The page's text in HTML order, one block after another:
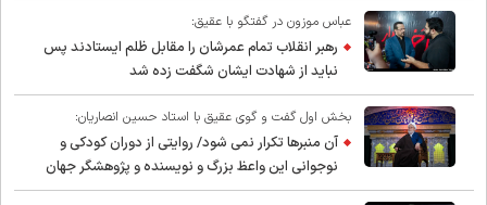
عباس موزون در گفتگو با عقیق:
رهبر انقلاب تمام عمرشان را مقابل ظلم ایستادند پس
نباید از شهادت ایشان شگفت زده شد
بخش اول گفت و گوی عقیق با استاد حسین انصاریان:
آن منبرها تکرار نمی شود/ روایتی از دوران کودکی و
نوجوانی این واعظ بزرگ و نویسنده و پژوهشگر جهان
اسلام